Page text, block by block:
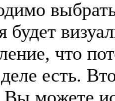
будет
что
есть.